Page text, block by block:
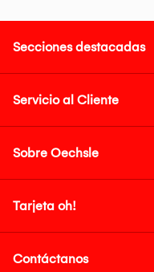
Secciones destacadas
Servicio al Cliente
Sobre Oechsle
Tarjeta oh!
Contáctanos